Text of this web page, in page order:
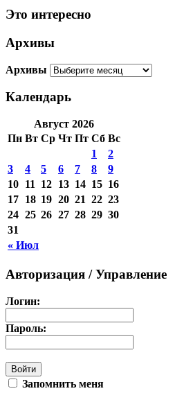
Это интересно
Архивы
Архивы
Календарь
Август 2026
Пн Вт Ср Чт Пт Сб Вс
« Июл
1
2
3
4 5 6 7 8
9
10 11 12 13 14 15 16
17 18 19 20 21 22 23
24 25 26 27 28 29 30
31
Авторизация / Управление
Логин:
Пароль:
Запомнить меня